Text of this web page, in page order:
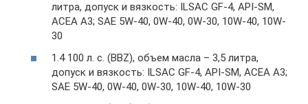
литра, допуск и вязкость: ILSAC GF-4, API-SM,
ACEA A3; SAE 5W-40, 0W-40, 0W-30, 10W-40, 10W-
30
1.4 100 л. с. (BBZ), объем масла – 3,5 литра,
допуск и вязкость: ILSAC GF-4, API-SM, ACEA A3;
SAE 5W-40, 0W-40, 0W-30, 10W-40, 10W-30